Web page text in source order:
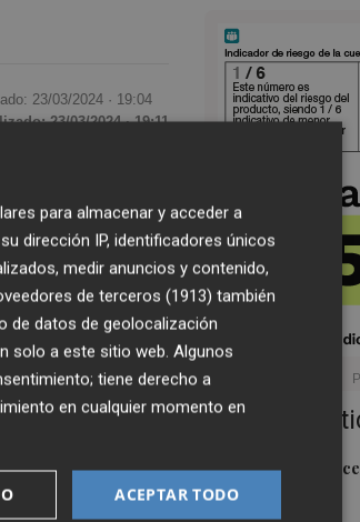
Últimas
1Controlado el
(Castellón)
23/03/2024 · 19:04
23/03/2024 · 19:11
horas para
de Serranos y
que desde
en 2007 en
para almacenar y acceder a
dirección IP, identificadores únicos
medir anuncios y contenido,
de terceros (1913) también
de datos de geolocalización
solo a este sitio web. Algunos
tiene derecho a
en cualquier momento en
ACEPTAR TODO